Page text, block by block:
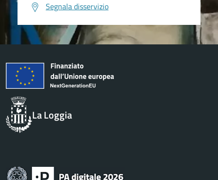
Segnala disservizio
La Loggia